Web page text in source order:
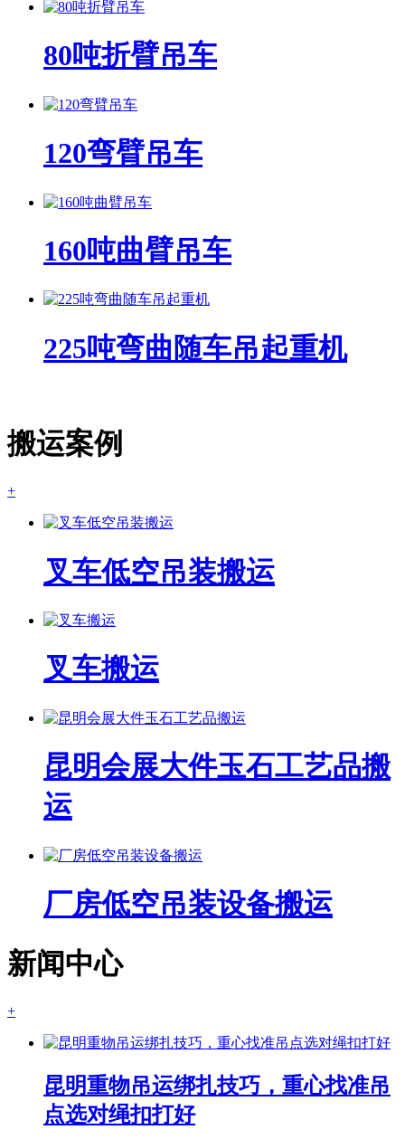
80吨折臂吊车
120弯臂吊车
160吨曲臂吊车
225吨弯曲随车吊起重机
搬运案例
+
叉车低空吊装搬运
叉车搬运
昆明会展大件玉石工艺品搬
运
厂房低空吊装设备搬运
新闻中心
+
昆明重物吊运绑扎技巧，重心找准吊
点选对绳扣打好